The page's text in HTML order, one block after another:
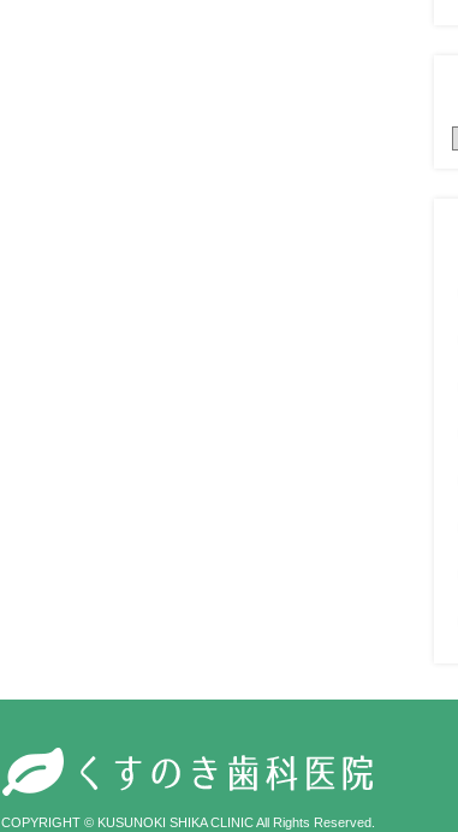
COPYRIGHT © KUSUNOKI SHIKA CLINIC All Rights Reserved.